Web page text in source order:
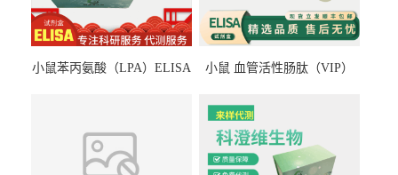
小鼠苯丙氨酸（LPA）ELISA
小鼠 血管活性肠肽（VIP）